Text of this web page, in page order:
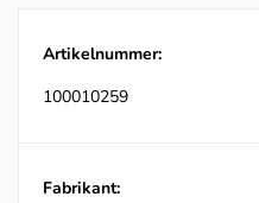
Artikelnummer:
100010259
Fabrikant: